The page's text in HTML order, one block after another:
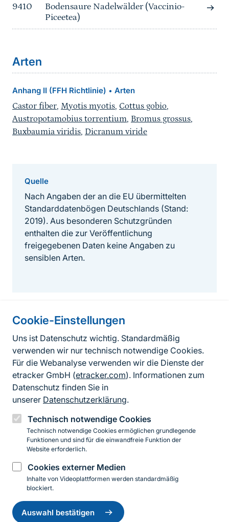
Cookie-Einstellungen
Uns ist Datenschutz wichtig. Standardmäßig
verwenden wir nur technisch notwendige Cookies.
Für die Webanalyse verwenden wir die Dienste der
etracker GmbH (etracker.com). Informationen zum
Datenschutz finden Sie in
unserer Datenschutzerklärung.
Technisch notwendige Cookies
Technisch notwendige Cookies ermöglichen grundlegende
Funktionen und sind für die einwandfreie Funktion der
Website erforderlich.
Cookies externer Medien
Inhalte von Videoplattformen werden standardmäßig
blockiert.
Auswahl bestätigen
Einwilligung
zurückziehen
9410
Bodensaure Nadelwälder (Vaccinio-
Piceetea)
Arten
Anhang II (FFH Richtlinie) • Arten
Castor fiber, Myotis myotis, Cottus gobio,
Austropotamobius torrentium, Bromus grossus,
Buxbaumia viridis, Dicranum viride
Quelle
Nach Angaben der an die EU übermittelten
Standarddatenbögen Deutschlands (Stand:
2019). Aus besonderen Schutzgründen
enthalten die zur Veröffentlichung
freigegebenen Daten keine Angaben zu
sensiblen Arten.
Informationen zur Seite
FußzeileKontakt zum BfN
Kontaktformular
Erklärung zur Barrierefreiheit
Impressum
Datenschutz
InstagramFacebookYouTubeLinkedIn
© 2026 Bundesamt für Naturschutz